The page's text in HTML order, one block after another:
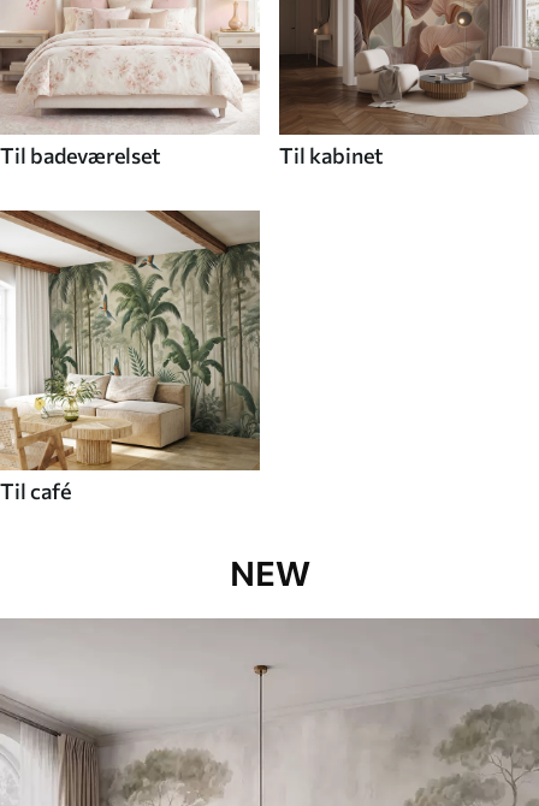
Til badeværelset Til kabinet
Til café
NEW